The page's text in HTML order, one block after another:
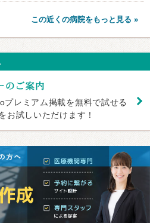
この近くの病院をもっと見る »
プレミアム掲載を無料で試せる
お試しいただけます！